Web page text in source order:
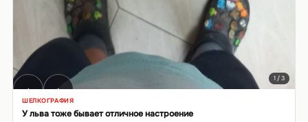
‹ ›
1 / 3
ШЕЛКОГРАФИЯ
У льва тоже бывает отличное настроение